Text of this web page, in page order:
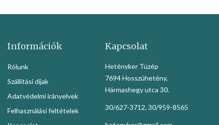
Információk
Rólunk
Szállítási díjak
Adatvédelmi irányelvek
Felhasználási feltételek
Kapcsolat
Hetényker Tüzép
7694 Hosszúhetény,
Hármashegy utca 30.
30/627-3712, 30/959-8565